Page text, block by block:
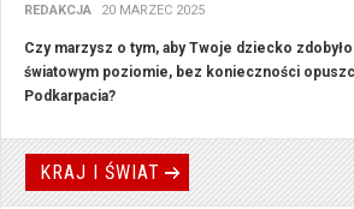
REDAKCJA 20 MARZEC 2025
Czy marzysz o tym, aby Twoje dziecko
światowym poziomie, bez konieczności
Podkarpacia?
KRAJ I ŚWIAT